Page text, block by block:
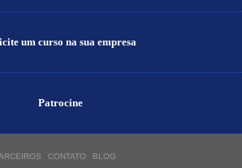
um curso na sua empresa
Patrocine
CONTATO BLOG